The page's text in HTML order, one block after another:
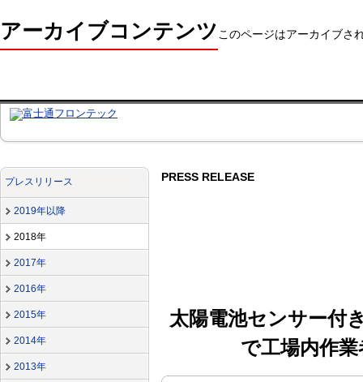
アーカイブコンテンツ このページはアーカイブさ
プレスリリース
2019年以降
2018年
2017年
2016年
2015年
2014年
2013年
PRESS RELEASE
太陽電池センサー付
で工場内作